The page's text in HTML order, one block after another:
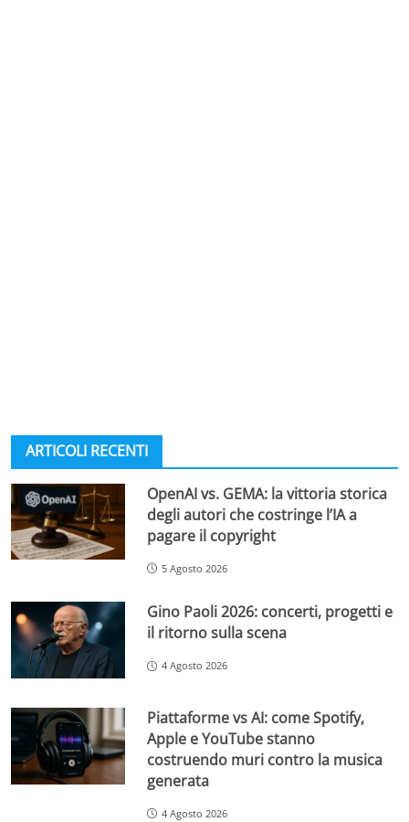
ARTICOLI RECENTI
OpenAI vs. GEMA: la vittoria storica
degli autori che costringe l’IA a
pagare il copyright
5 Agosto 2026
Gino Paoli 2026: concerti, progetti e
il ritorno sulla scena
4 Agosto 2026
Piattaforme vs AI: come Spotify,
Apple e YouTube stanno
costruendo muri contro la musica
generata
4 Agosto 2026